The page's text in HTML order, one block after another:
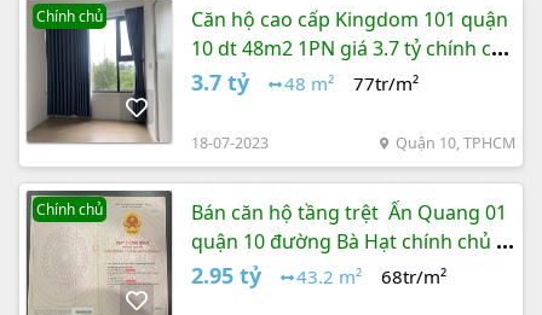
Chính chủ
Căn hộ cao cấp Kingdom 101 quận
10 dt 48m2 1PN giá 3.7 tỷ chính chủ
tầng thấp
3.7 tỷ 48 m² 77tr/m²
18-07-2023 Quận 10, TPHCM
Chính chủ
Bán căn hộ tầng trệt Ấn Quang 01
quận 10 đường Bà Hạt chính chủ vị
trí trung tâm TP
2.95 tỷ 43.2 m² 68tr/m²